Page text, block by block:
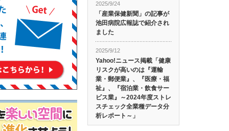
2025/9/24
「産業保健新聞」の記事が
池田病院広報誌で紹介され
ました
2025/9/12
Yahoo!ニュース掲載「健康
リスクが高いのは『運輸
業・郵便業』、『医療・福
祉』、『宿泊業・飲食サー
ビス業』～2024年度ストレ
スチェック全業種データ分
析レポート～」